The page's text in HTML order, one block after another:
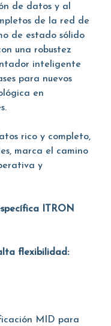
de datos y al
de la red de
de estado sólido
una robustez
inteligente
para nuevos
en
rico y completo,
marca el camino
y
ITRON
flexibilidad:
MID para